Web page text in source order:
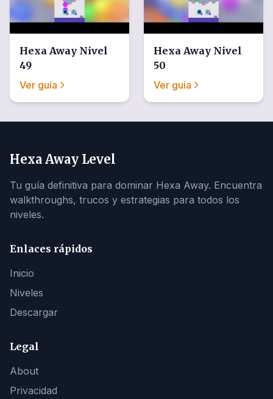
Hexa Away Nivel
49
Ver guía
Hexa Away Nivel
50
Ver guía
Hexa Away Level
Tu guía definitiva para dominar Hexa Away. Encuentra
walkthroughs, trucos y estrategias para todos los
niveles.
Enlaces rápidos
Inicio
Niveles
Descargar
Legal
About
Privacidad